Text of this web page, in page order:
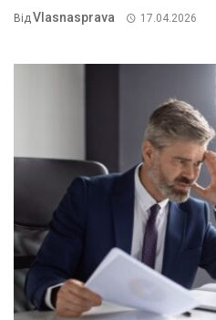
ВідVlasnasprava 17.04.2026